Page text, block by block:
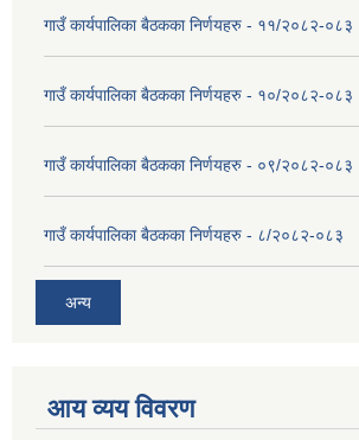
गाउँ कार्यपालिका बैठकका निर्णयहरु - ११/२०८२-०८३
गाउँ कार्यपालिका बैठकका निर्णयहरु - १०/२०८२-०८३
गाउँ कार्यपालिका बैठकका निर्णयहरु - ०९/२०८२-०८३
गाउँ कार्यपालिका बैठकका निर्णयहरु - ८/२०८२-०८३
अन्य
आय व्यय विवरण